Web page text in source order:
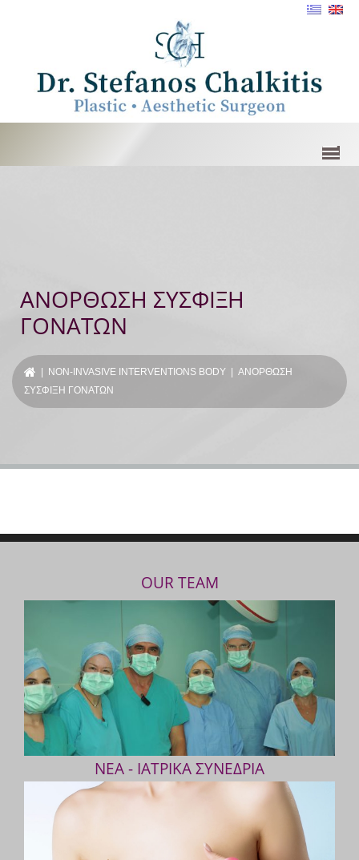
ΑΝΟΡΘΩΣΗ ΣΥΣΦΙΞΗ
ΓΟΝΑΤΩΝ
NON-INVASIVE INTERVENTIONS BODY | ΑΝΟΡΘΩΣΗ
ΣΥΣΦΙΞΗ ΓΟΝΑΤΩΝ
OUR TEAM
ΝΕΑ - ΙΑΤΡΙΚΑ ΣΥΝΕΔΡΙΑ